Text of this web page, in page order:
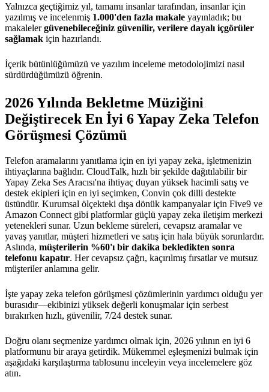
Yalnızca geçtiğimiz yıl, tamamı insanlar tarafından, insanlar için
yazılmış ve incelenmiş 1.000'den fazla makale yayınladık; bu
makalelergüvenebileceğiniz güvenilir, verilere dayalı içgörüler
sağlamak için hazırlandı.
İçerik bütünlüğümüzü ve yazılım inceleme metodolojimizi nasıl
sürdürdüğümüzü öğrenin.
2026 Yılında Bekletme Müziğini
Değiştirecek En İyi 6 Yapay Zeka Telefon
Görüşmesi Çözümü
Telefon aramalarını yanıtlama için en iyi yapay zeka, işletmenizin
ihtiyaçlarına bağlıdır. CloudTalk, hızlı bir şekilde dağıtılabilir bir
Yapay Zeka Ses Aracısı'na ihtiyaç duyan yüksek hacimli satış ve
destek ekipleri için en iyi seçimken, Convin çok dilli destekte
üstündür. Kurumsal ölçekteki dışa dönük kampanyalar için Five9 ve
Amazon Connect gibi platformlar güçlü yapay zeka iletişim merkezi
yetenekleri sunar. Uzun bekleme süreleri, cevapsız aramalar ve
yavaş yanıtlar, müşteri hizmetleri ve satış için hala büyük sorunlardır.
Aslında, müşterilerin %60'ı bir dakika bekledikten sonra
telefonu kapatır. Her cevapsız çağrı, kaçırılmış fırsatlar ve mutsuz
müşteriler anlamına gelir.
İşte yapay zeka telefon görüşmesi çözümlerinin yardımcı olduğu yer
burasıdır—ekibinizi yüksek değerli konuşmalar için serbest
bırakırken hızlı, güvenilir, 7/24 destek sunar.
Doğru olanı seçmenize yardımcı olmak için, 2026 yılının en iyi 6
platformunu bir araya getirdik. Mükemmel eşleşmenizi bulmak için
aşağıdaki karşılaştırma tablosunu inceleyin veya incelemelere göz
atın.